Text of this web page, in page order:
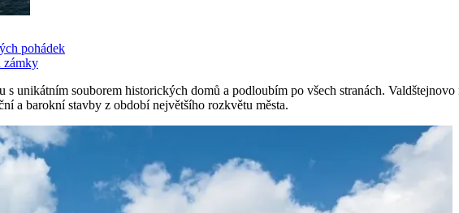
pohádek
zámky
s unikátním souborem historických domů a podloubím po všech stranách.
a barokní stavby z období největšího rozkvětu města.